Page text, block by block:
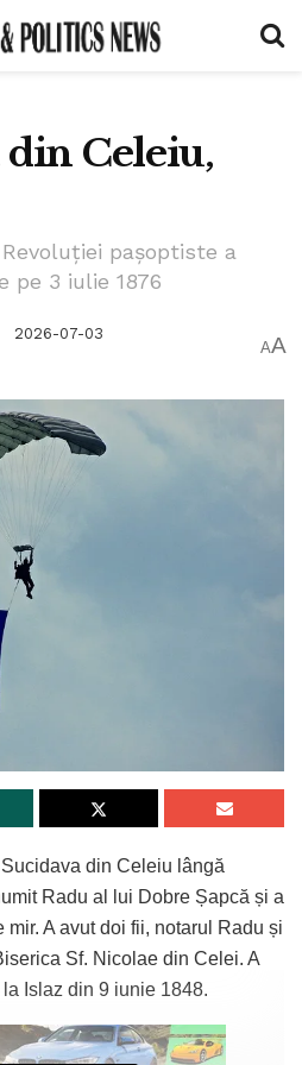
din Celeiu,
pașoptiste a
pe 3 iulie 1876
2026-07-03
AA
din Celeiu lângă
Radu al lui Dobre Șapcă și a
mir. A avut doi fii, notarul Radu și
Sf. Nicolae din Celei. A
Islaz din 9 iunie 1848.